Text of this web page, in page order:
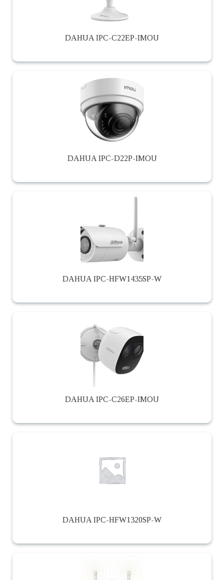
DAHUA IPC-C22EP-IMOU
DAHUA IPC-D22P-IMOU
DAHUA IPC-HFW1435SP-W
DAHUA IPC-C26EP-IMOU
DAHUA IPC-HFW1320SP-W